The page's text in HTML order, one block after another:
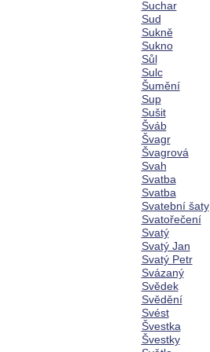
Suchar
Sud
Sukně
Sukno
Sůl
Sulc
Šumění
Sup
Sušit
Šváb
Švagr
Švagrová
Svah
Svatba
Svatba
Svatební šaty
Svatořečení
Svatý
Svatý Jan
Svatý Petr
Svázaný
Svědek
Svědění
Svést
Švestka
Švestky